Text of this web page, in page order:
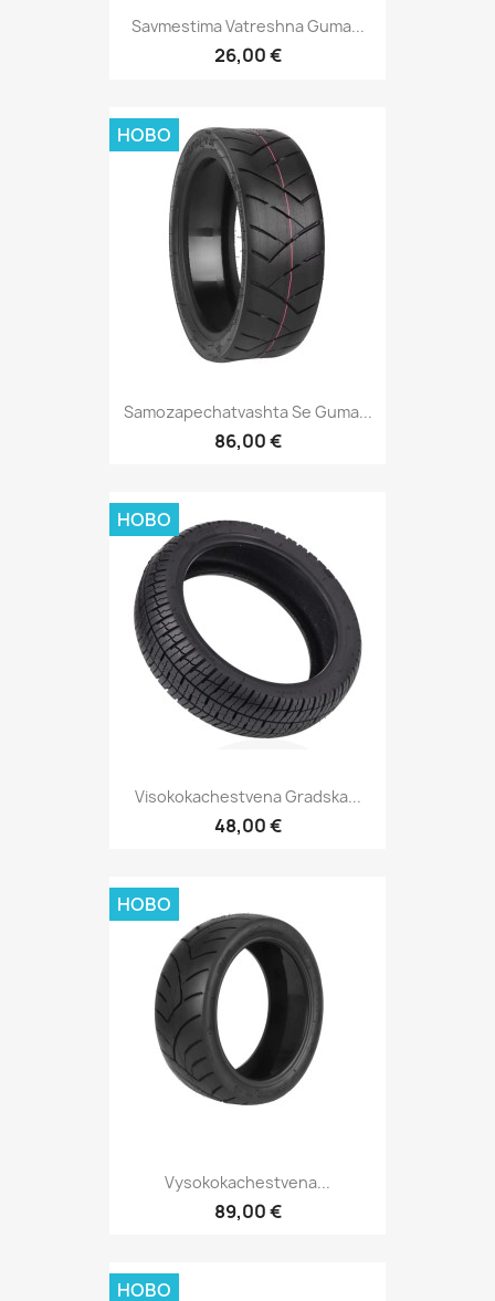
Savmestima Vatreshna Guma...
26,00 €
Samozapechatvashta Se Guma...
86,00 €
НОВО
Visokokachestvena Gradska...
48,00 €
НОВО
Vysokokachestvena...
89,00 €
НОВО
НОВО